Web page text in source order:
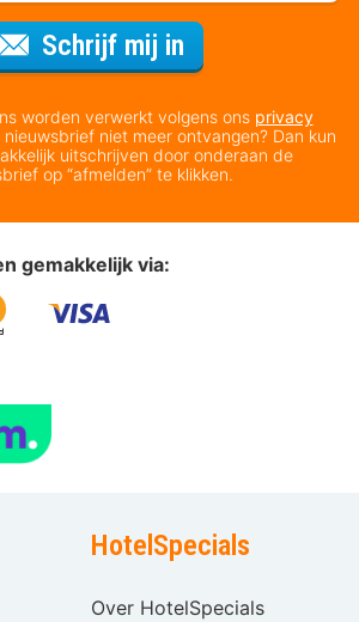
Schrijf mij in
worden verwerkt volgens ons privacy
nieuwsbrief niet meer ontvangen? Dan kun
uitschrijven door onderaan de
op “afmelden” te klikken.
gemakkelijk via:
HotelSpecials
Over HotelSpecials